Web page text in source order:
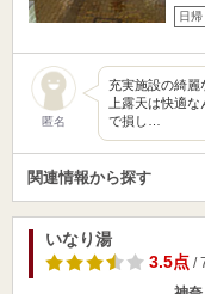
日帰
匿名
充実施設の綺麗
上露天は快適
で損し…
関連情報から探す
いなり湯
3.5点/